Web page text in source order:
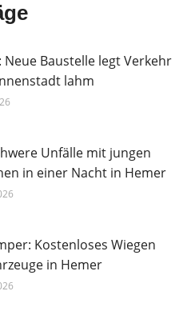
Neue Baustelle legt Verkehr
lahm
Unfälle mit jungen
in einer Nacht in Hemer
Kostenloses Wiegen
in Hemer